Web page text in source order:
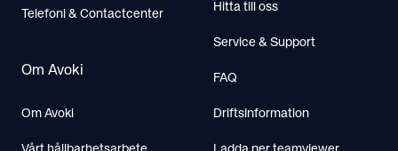
Telefoni & Contactcenter
Om Avoki
Om Avoki
Hitta till oss
Service & Support
FAQ
Driftsinformation